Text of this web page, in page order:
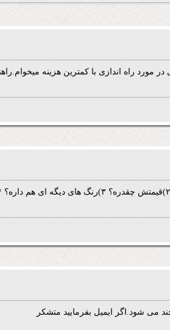
مورد راه اندازی با کمترین هزینه
می شود.اگر ایمیل بفرمایید متشکر